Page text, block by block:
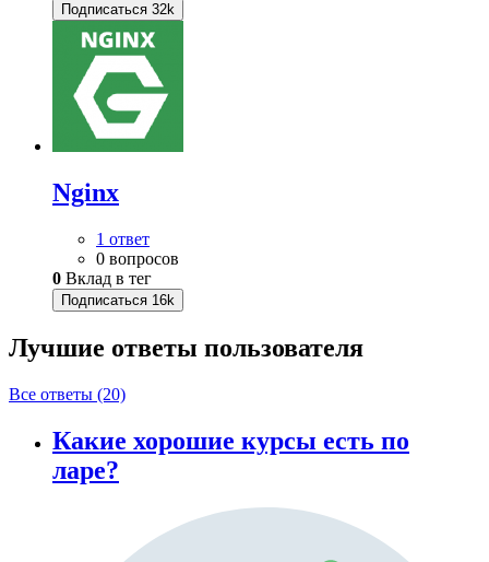
Подписаться 32k
Nginx
1 ответ
0 вопросов
0 Вклад в тег
Подписаться 16k
Лучшие ответы пользователя
Все ответы (20)
Какие хорошие курсы есть по
ларе?